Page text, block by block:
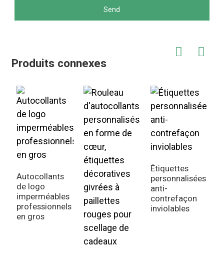
Send
Produits connexes
Autocollants
de logo
imperméables
professionnels
en gros
Étiquettes
personnalisées
anti-
contrefaçon
inviolables